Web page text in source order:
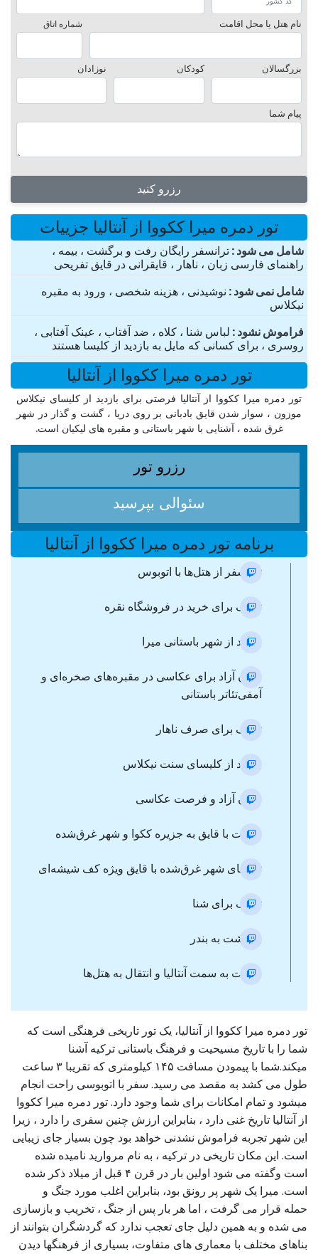
نام هتل یا محل اقامت شماره اتاق
بزرگسالان کودکان نوزادان
پیام شما
رزرو کنید
تور دمره میرا ککووا از آنتالیا جزییات
شامل می شود ترانسفر رایگان رفت و برگشت ، بیمه ،
راهنمای فارسی زبان ، ناهار ، قایقرانی در قایق تفریحی
شامل نمی شود نوشیدنی ، هزینه شخصی ، ورود به مقبره
نیکلاس
فراموش نشود لباس شنا ، کلاه ، ضد آفتاب ، عینک آفتابی ،
روسری ، برای کسانی که مایل به بازدید از کلیسا هستند
تور دمره میرا ککووا از آنتالیا
تور دمره میرا ککووا از آنتالیا فرصتی برای بازدید از کلیسای نیکلاس
موزون ، سوار شدن قایق بادبانی بر روی دریا ، گشت و گذار در شهر
غرق شده ، آشنایی با شهر باستانی و مقبره های لیکیان است.
رزرو تور
سئوالی بپرسید
برنامه تور دمره میرا ککووا از آنتالیا
ترانسفر از هتل‌ها با اتوبوس
توقف برای خرید در فروشگاه نقره
بازدید از شهر باستانی میرا
زمان آزاد برای عکاسی در مقبره‌های صخره‌ای و
آمفی‌تئاتر باستانی
توقف برای صرف ناهار
بازدید از کلیسای سنت نیکلاس
زمان آزاد و فرصت عکاسی
حرکت با قایق به جزیره ککوا و شهر غرق‌شده
تماشای شهر غرق‌شده با قایق ویژه کف شیشه‌ای
توقف برای شنا
بازگشت به بندر
حرکت به سمت آنتالیا و انتقال به هتل‌ها
تور دمره میرا ککووا از آنتالیا، یک تور تاریخی فرهنگی است که
شما را با تاریخ مسیحیت و فرهنگ باستانی ترکیه آشنا
میکند.شما با پیمودن مسافت ۱۴۵ کیلومتری که تقریبا ۳ ساعت
طول می کشد به مقصد می رسید. سفر با اتوبوسی راحت انجام
میشود و تمام امکانات برای شما وجود دارد. تور دمره میرا ککووا
از آنتالیا تاریخ غنی دارد ، بنابراین ارزش چنین سفری را دارد ، زیرا
این شهر تجربه فراموش نشدنی خواهد بود چون بسیار جای زیبایی
است. این مکان تاریخی در ترکیه ، به نام مروارید نامیده شده
است وگفته می شود اولین بار در قرن ۴ قبل از میلاد ذکر شده
است. میرا یک شهر پر رونق بود، بنابراین اغلب مورد جنگ و
حمله قرار می گرفت ، اما هر بار پس از جنگ ، تخریب و بازسازی
می شده و به همین دلیل جای تعجب ندارد که گردشگران بتوانند از
بناهای مختلف با معماری های متفاوت، بسیاری از فرهنگها دیدن